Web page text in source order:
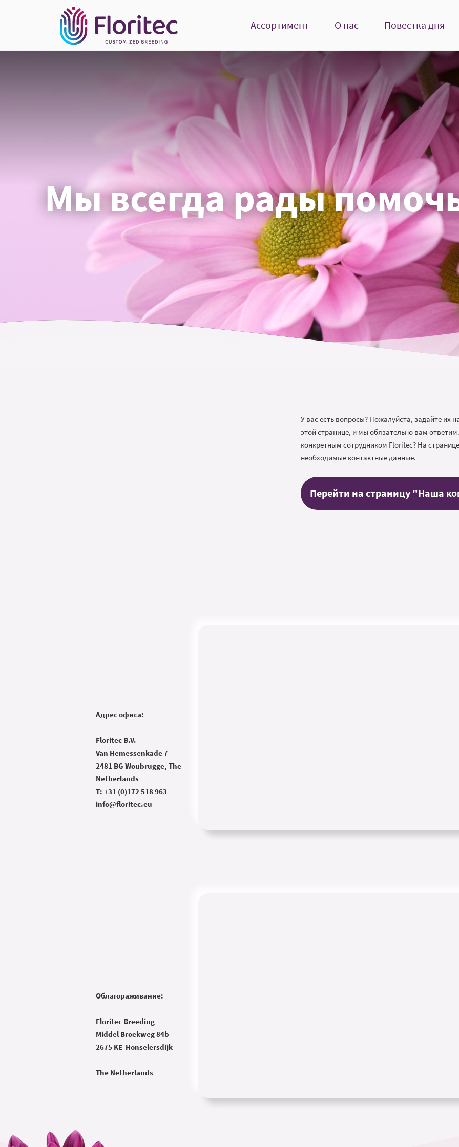
Ассортимент О нас Повестка дня
Мы всегда рады
У вас есть вопросы? Пожалуйста, задайте их
этой странице, и мы обязательно вам
конкретным сотрудником Floritec? На
необходимые контактные данные.
Перейти на страницу "Наша
Aдрес офиса:
Floritec B.V.
Van Hemessenkade 7
2481 BG Woubrugge, The
Netherlands
T: +31 (0)172 518 963
info@floritec.eu
Oблагораживание:
Floritec Breeding
Middel Broekweg 84b
2675 KE Honselersdijk
The Netherlands